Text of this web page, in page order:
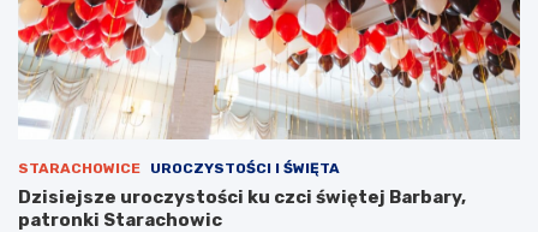
STARACHOWICE UROCZYSTOŚCI I ŚWIĘTA
Dzisiejsze uroczystości ku czci świętej Barbary,
patronki Starachowic